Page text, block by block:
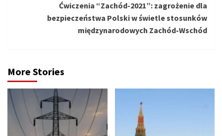
Ćwiczenia “Zachód-2021”: zagrożenie dla
bezpieczeństwa Polski w świetle stosunków
międzynarodowych Zachód-Wschód
More Stories